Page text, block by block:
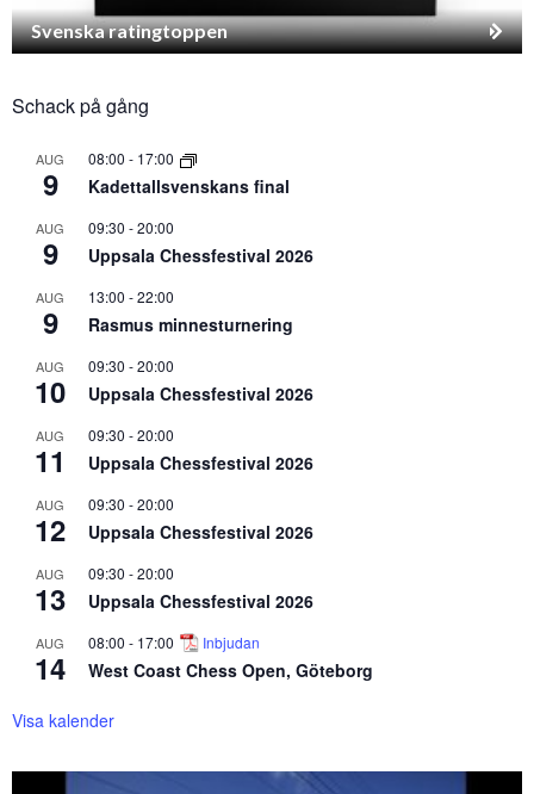
Svenska ratingtoppen
Schack på gång
AUG
9
08:00 - 17:00
Kadettallsvenskans final
AUG
9
09:30 -20:00
Uppsala Chessfestival 2026
AUG
9
13:00 -22:00
Rasmus minnesturnering
AUG
10
09:30 -20:00
Uppsala Chessfestival 2026
AUG
11
09:30 -20:00
Uppsala Chessfestival 2026
AUG
12
09:30 -20:00
Uppsala Chessfestival 2026
AUG
13
09:30 -20:00
Uppsala Chessfestival 2026
AUG
14
08:00 - 17:00 Inbjudan
West Coast Chess Open, Göteborg
Visa kalender